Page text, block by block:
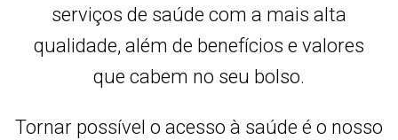
serviços de saúde com a mais alta
qualidade, além de benefícios e valores
que cabem no seu bolso.
Tornar possível o acesso à saúde é o nosso